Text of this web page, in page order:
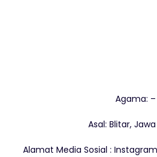
Agama: –
Asal: Blitar,
Alamat Media Sosial :